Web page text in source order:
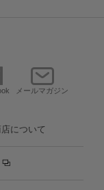
メールマガジン
について